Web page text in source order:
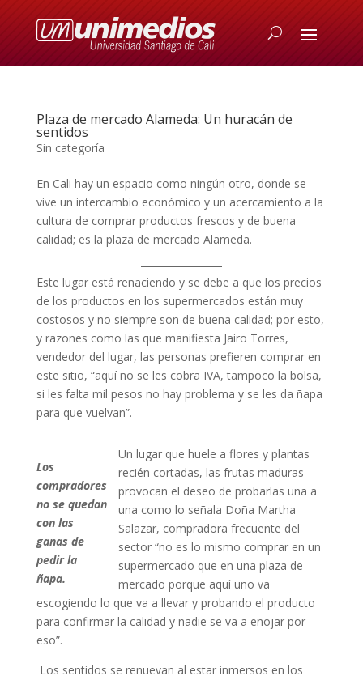
Plaza de mercado Alameda: Un huracán de
sentidos
Sin categoría
En Cali hay un espacio como ningún otro, donde se
vive un intercambio económico y un acercamiento a la
cultura de comprar productos frescos y de buena
calidad; es la plaza de mercado Alameda.
Este lugar está renaciendo y se debe a que los precios
de los productos en los supermercados están muy
costosos y no siempre son de buena calidad; por esto,
y razones como las que manifiesta Jairo Torres,
vendedor del lugar, las personas prefieren comprar en
este sitio, “aquí no se les cobra IVA, tampoco la bolsa,
si les falta mil pesos no hay problema y se les da ñapa
para que vuelvan”.
Los
compradores
no se quedan
con las
ganas de
pedir la
ñapa.
Un lugar que huele a flores y plantas
recién cortadas, las frutas maduras
provocan el deseo de probarlas una a
una como lo señala Doña Martha
Salazar, compradora frecuente del
sector “no es lo mismo comprar en un
supermercado que en una plaza de
mercado porque aquí uno va
escogiendo lo que va a llevar y probando el producto
para confirmar la calidad y nadie se va a enojar por
eso”.
Los sentidos se renuevan al estar inmersos en los